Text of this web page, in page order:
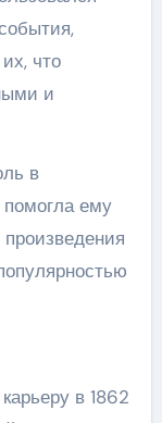
что
и
в
помогла ему
произведения
в 1862